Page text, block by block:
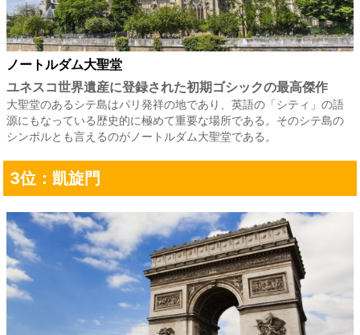
ノートルダム大聖堂
ユネスコ世界遺産に登録された初期ゴシックの最高傑作
大聖堂のあるシテ島はパリ発祥の地であり、英語の「シティ」の語
源にもなっている歴史的に極めて重要な場所である。そのシテ島の
シンボルとも言えるのがノートルダム大聖堂である。
3位：凱旋門